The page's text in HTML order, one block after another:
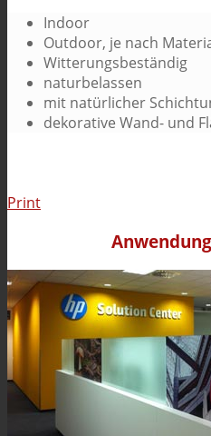
Indoor
Outdoor, je nach
Witterungsbeständig
naturbelassen
mit natürlicher
dekorative Wand- und
Print